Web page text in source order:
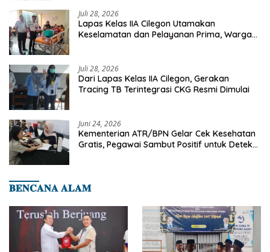
Juli 28, 2026
Lapas Kelas IIA Cilegon Utamakan
Keselamatan dan Pelayanan Prima, Warga
Juli 28, 2026
Dari Lapas Kelas IIA Cilegon, Gerakan
Tracing TB Terintegrasi CKG Resmi Dimulai
Juni 24, 2026
Kementerian ATR/BPN Gelar Cek Kesehatan
Gratis, Pegawai Sambut Positif untuk Deteksi
𝐁𝐄𝐍𝐂𝐀𝐍𝐀 𝐀𝐋𝐀𝐌